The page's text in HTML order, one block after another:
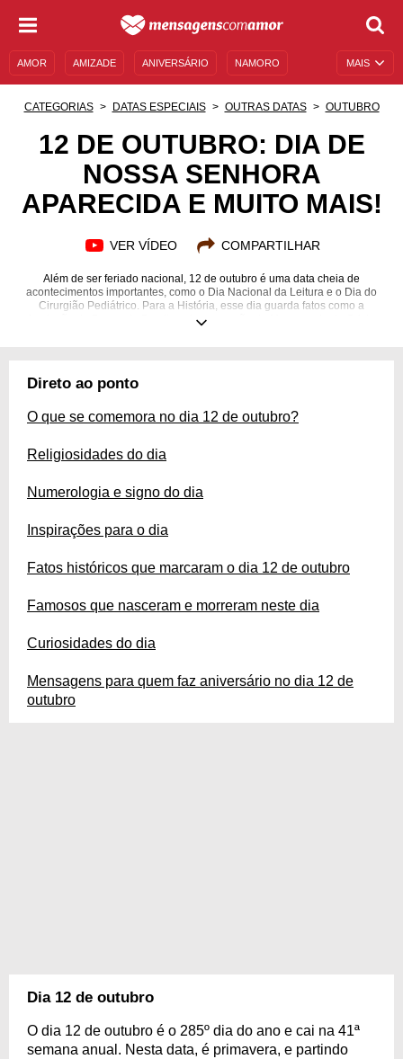
MAIS
AMOR AMIZADE ANIVERSÁRIO NAMORO
MENSAGENS E FRASES MENSAGENS DE ANIVERSÁRIO
ENTRETENIMENTO FAMOSOS BÍBLIA
CATEGORIAS DATAS ESPECIAIS OUTRAS DATAS OUTUBRO
12 DE OUTUBRO: DIA DE
NOSSA SENHORA
APARECIDA E MUITO MAIS!
VER VÍDEO COMPARTILHAR
Além de ser feriado nacional, 12 de outubro é uma data cheia de
acontecimentos importantes, como o Dia Nacional da Leitura e o Dia do
Cirurgião Pediátrico. Para a História, esse dia guarda fatos como a
fundação do Banco do Brasil e a inauguração do Monumento do Cristo
mensagens personalizadas de parabéns. Esses conteúdos e muito mais
Direto ao ponto
O que se comemora no dia 12 de outubro?
Religiosidades do dia
Numerologia e signo do dia
Inspirações para o dia
Fatos históricos que marcaram o dia 12 de outubro
Famosos que nasceram e morreram neste dia
Curiosidades do dia
Mensagens para quem faz aniversário no dia 12 de
outubro
Dia 12 de outubro
O dia 12 de outubro é o 285º dia do ano e cai na 41ª
semana anual. Nesta data, é primavera, e partindo